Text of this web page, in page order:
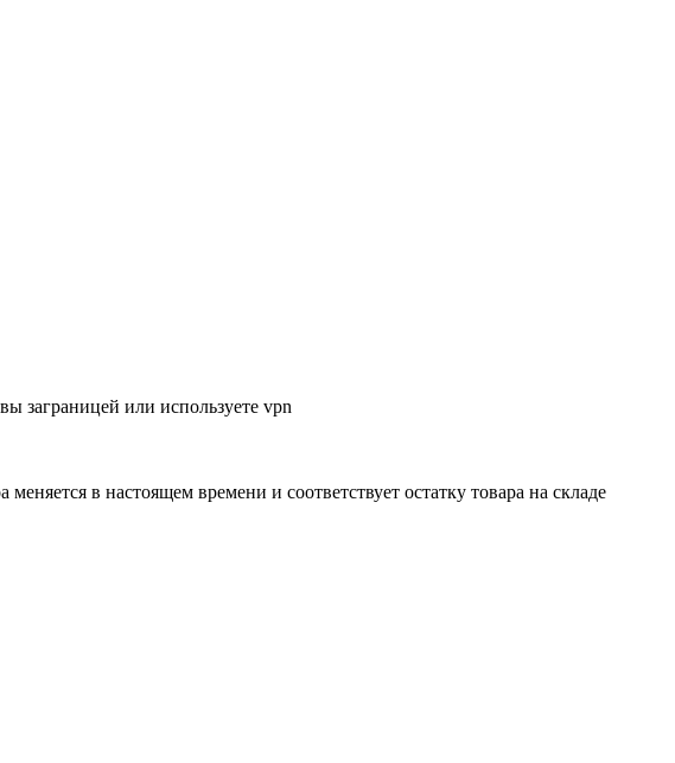
заграницей или используете vpn
меняется в настоящем времени и соответствует остатку товара на складе